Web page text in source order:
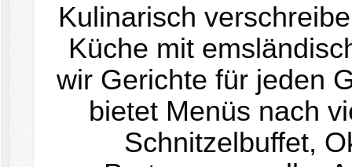
Kulinarisch
Küche mit
wir Gerichte für jeden
bietet Menüs nach
Schnitzelbuffet,